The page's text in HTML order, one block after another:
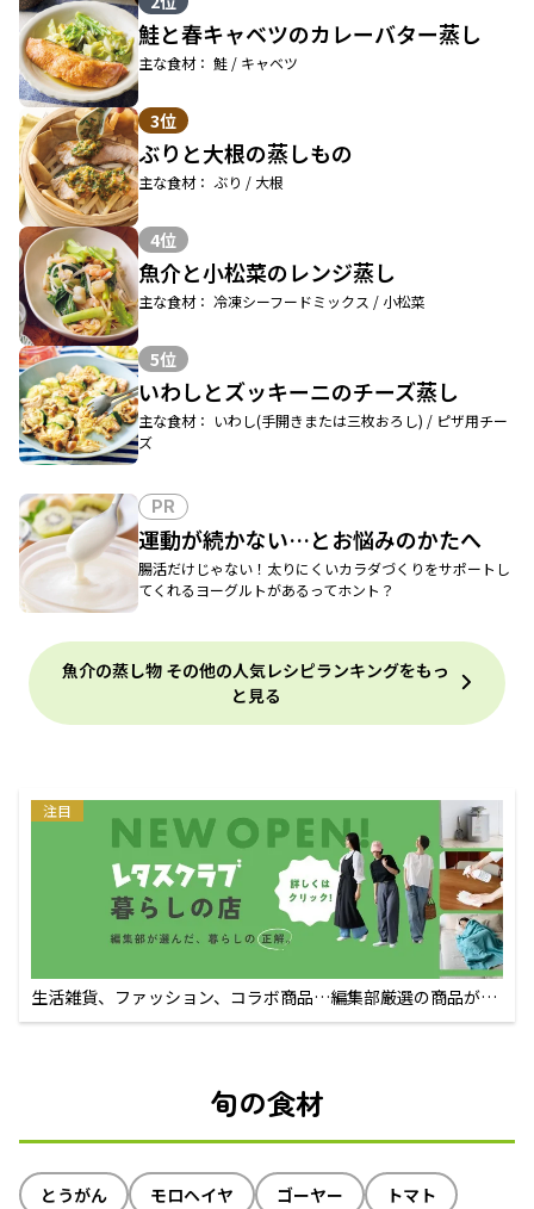
鮭と春キャベツのカレーバター蒸し
主な食材： 鮭 / キャベツ
3位
ぶりと大根の蒸しもの
主な食材： ぶり / 大根
4位
魚介と小松菜のレンジ蒸し
主な食材： 冷凍シーフードミックス / 小松菜
5位
いわしとズッキーニのチーズ蒸し
主な食材： いわし(手開きまたは三枚おろし) / ピザ用チー
ズ
PR
運動が続かない…とお悩みのかたへ
腸活だけじゃない！太りにくいカラダづくりをサポートし
てくれるヨーグルトがあるってホント？
魚介の蒸し物 その他の人気レシピランキングをもっ
と見る
注目
生活雑貨、ファッション、コラボ商品…編集部厳選の商品が買
えるECサイト
旬の食材
とうがん モロヘイヤ ゴーヤー
トマト